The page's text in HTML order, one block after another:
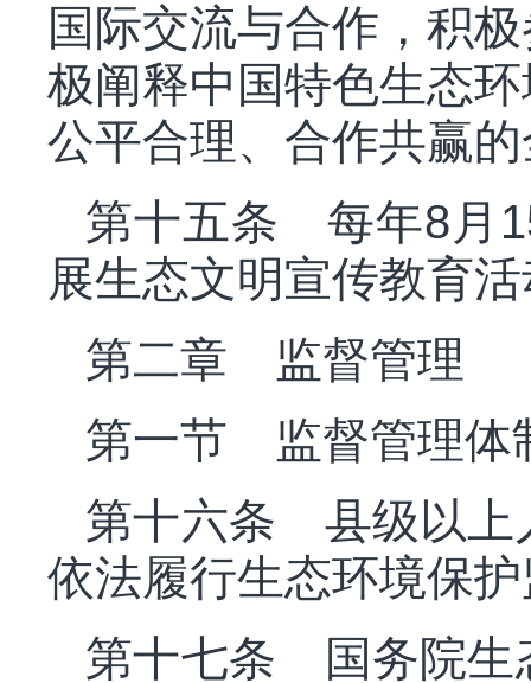
国际交流与合作，积
极阐释中国特色生态
公平合理、合作共赢
第十五条 每年8月
展生态文明宣传教育
第二章 监督管理
第一节 监督管理体
第十六条 县级以上
依法履行生态环境保
第十七条 国务院生